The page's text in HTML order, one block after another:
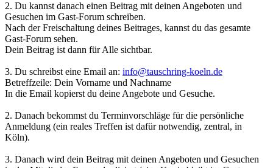
2. Du kannst danach einen Beitrag mit deinen Angeboten und
Gesuchen im Gast-Forum schreiben.
Nach der Freischaltung deines Beitrages, kannst du das gesamte
Gast-Forum sehen.
Dein Beitrag ist dann für Alle sichtbar.
3. Du schreibst eine Email an: info@tauschring-koeln.de
Betreffzeile: Dein Vorname und Nachname
In die Email kopierst du deine Angebote und Gesuche.
2. Danach bekommst du Terminvorschläge für die persönliche
Anmeldung (ein reales Treffen ist dafür notwendig, zentral, in
Köln).
3. Danach wird dein Beitrag mit deinen Angeboten und Gesuchen